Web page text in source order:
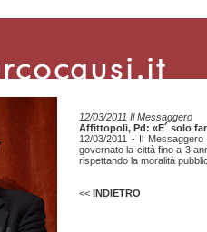
12/03/2011 Il Messaggero
Affittopoli, Pd: «E´ solo
12/03/2011 - Il
governato la città fino a 3
rispettando la moralità
<< INDIETRO